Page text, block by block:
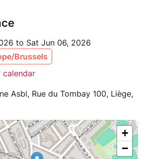
to Sat Jun 06, 2026
Brussels
calendar
Asbl, Rue du Tombay 100, Liège,
+
−